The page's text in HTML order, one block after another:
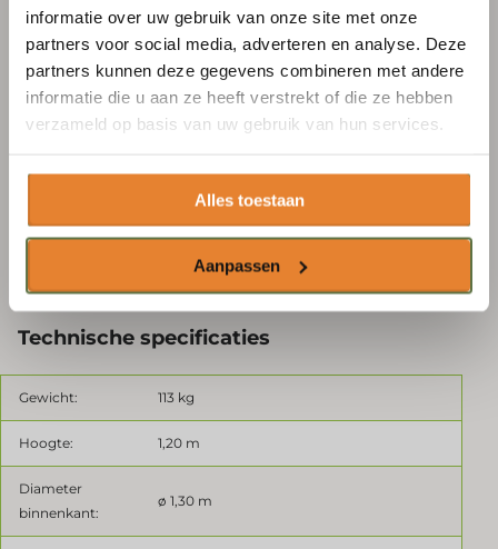
informatie over uw gebruik van onze site met onze
partners voor social media, adverteren en analyse. Deze
partners kunnen deze gegevens combineren met andere
informatie die u aan ze heeft verstrekt of die ze hebben
verzameld op basis van uw gebruik van hun services.
Alles toestaan
Aanpassen
Afdekking van kritische ruimtes voorkomt verstrikt
raken
Geen scherpe randen in de dierenzone
Modulair ontwerp: in 4 delen demonteerbaar
Flexibel gebruik: beide helften kunnen afzonderlijk
(niet in een box)
Technische specificaties
Gewicht: 113 kg
Hoogte: 1,20 m
Diameter
binnenkant:
ø 1,30 m
E-mailadres *